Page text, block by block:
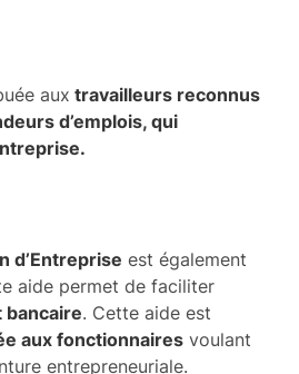
aux travailleurs reconnus
d’emplois, qui
d’Entreprise est également
aide permet de faciliter
bancaire. Cette aide est
aux fonctionnaires voulant
entrepreneuriale.